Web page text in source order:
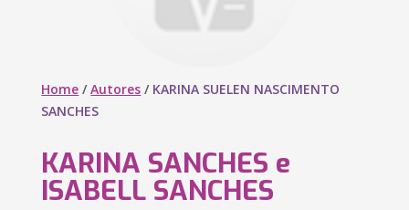
Home /Autores / KARINA SUELEN NASCIMENTO
SANCHES
KARINA SANCHES e
ISABELL SANCHES